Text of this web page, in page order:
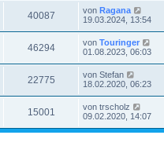
40087 von Ragana
19.03.2024, 13:54
46294 von Touringer
01.08.2023, 06:03
22775 von Stefan
18.02.2020, 06:23
15001 von trscholz
09.02.2020, 14:07